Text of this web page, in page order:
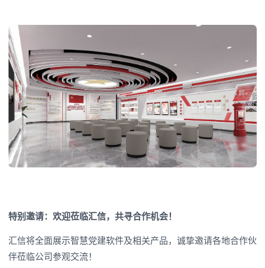
特别邀请：欢迎莅临汇信，共寻合作机会！
汇信将全面展示智慧党建软件及相关产品，诚挚邀请各地合作伙
伴莅临公司参观交流！